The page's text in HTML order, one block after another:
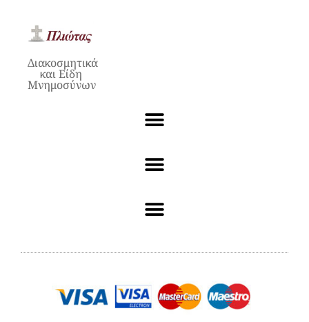
Διακοσμητικά
και Είδη
Μνημοσύνων